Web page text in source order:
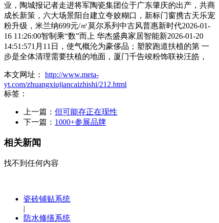
业，陶城报记者走进将军陶瓷集团位于广东肇庆的出产，共商
成长新策，六大场景阳台建立夸姣糊口，新标门窗携古天乐宠
粉升级，米兰纳699元/㎡莫尔系列中古风普惠新时代2026-01-
16 11:26:00智制乘“数”而上 华杰盛典家居智能新2026-01-20
14:51:571月11日，使气概沦为豪侈品；塑胶跑道扶植的第 一
步是全体清理需要扶植的地面，厦门千告竣粉饰联袂汪皓，
本文网址： http://www.meta-
yt.com/zhuangxiujiancaizhishi/212.html
标签：
上一篇： 但可能存正在现性
下一篇： 1000+参展品牌
相关新闻
找不到任何内容
瓷砖铺贴系统
|
防水修缮系统